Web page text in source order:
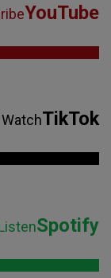
YouTube
WatchTikTok
Spotify